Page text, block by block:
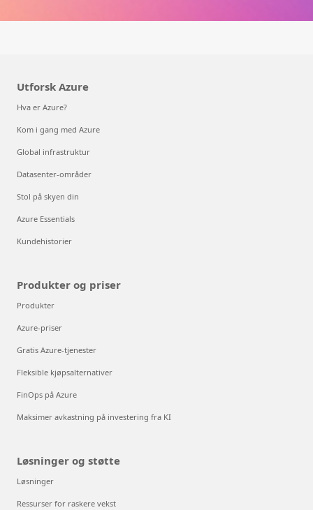
Utforsk Azure
Hva er Azure?
Kom i gang med Azure
Global infrastruktur
Datasenter-områder
Stol på skyen din
Azure Essentials
Kundehistorier
Produkter og priser
Produkter
Azure-priser
Gratis Azure-tjenester
Fleksible kjøpsalternativer
FinOps på Azure
Maksimer avkastning på investering fra KI
Løsninger og støtte
Løsninger
Ressurser for raskere vekst